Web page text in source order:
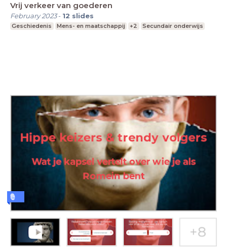
Vrij verkeer van goederen
February 2023- 12 slides
Geschiedenis Mens- en maatschappij +2 Secundair onderwijs